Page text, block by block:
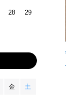
28 29
金 土